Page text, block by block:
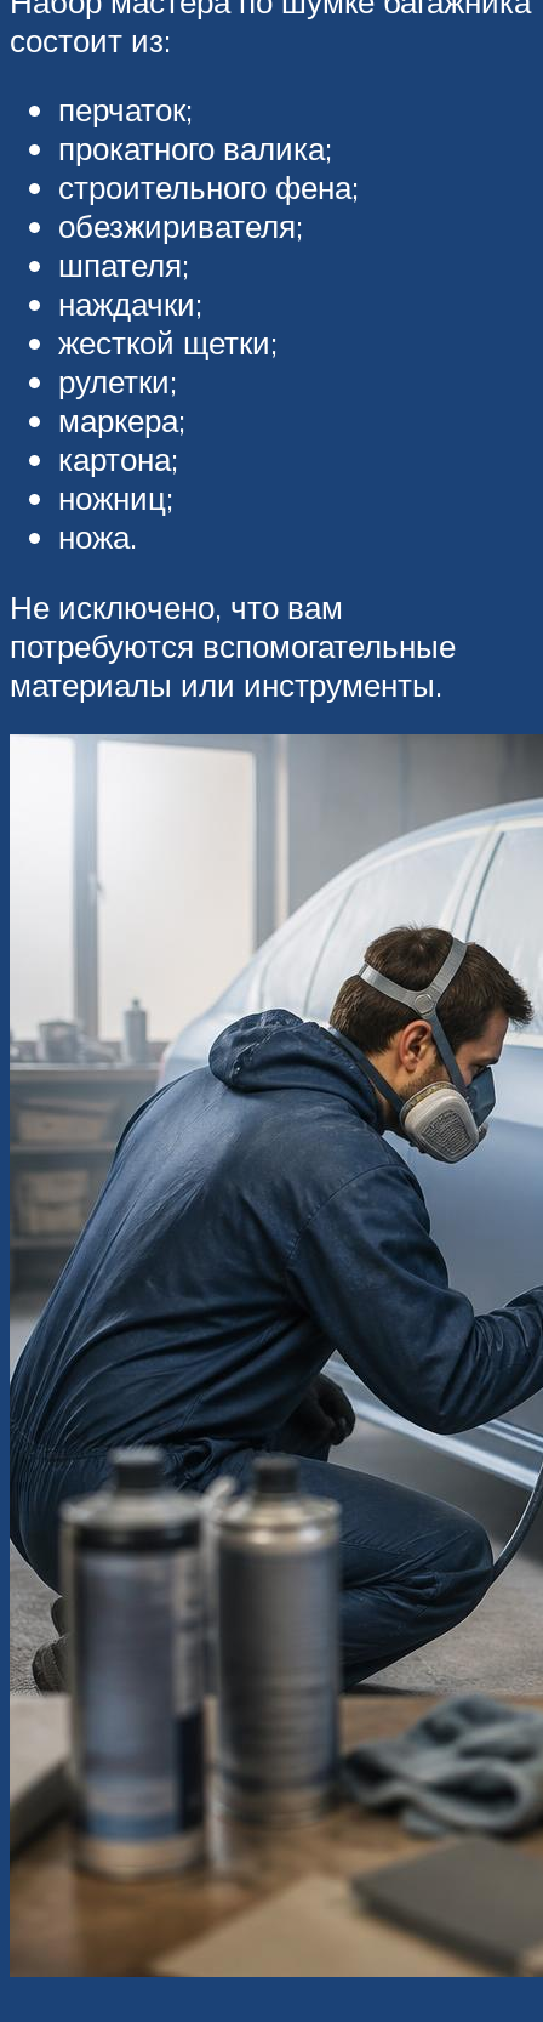
состоит из:
перчаток;
прокатного валика;
строительного фена;
обезжиривателя;
шпателя;
наждачки;
жесткой щетки;
рулетки;
маркера;
картона;
ножниц;
ножа.
Не исключено, что вам
потребуются вспомогательные
материалы или инструменты.